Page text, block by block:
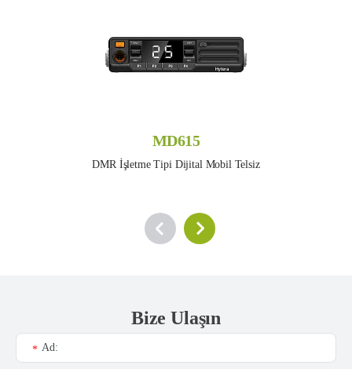
MD615
DMR İşletme Tipi Dijital Mobil Telsiz
Bize Ulaşın
Ad:
*